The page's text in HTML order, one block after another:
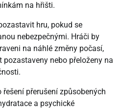
na hřišti.
hru, pokud se
nebezpečnými. Hráči by
na náhlé změny počasí,
nebo přeloženy na
přerušení způsobených
a psychické